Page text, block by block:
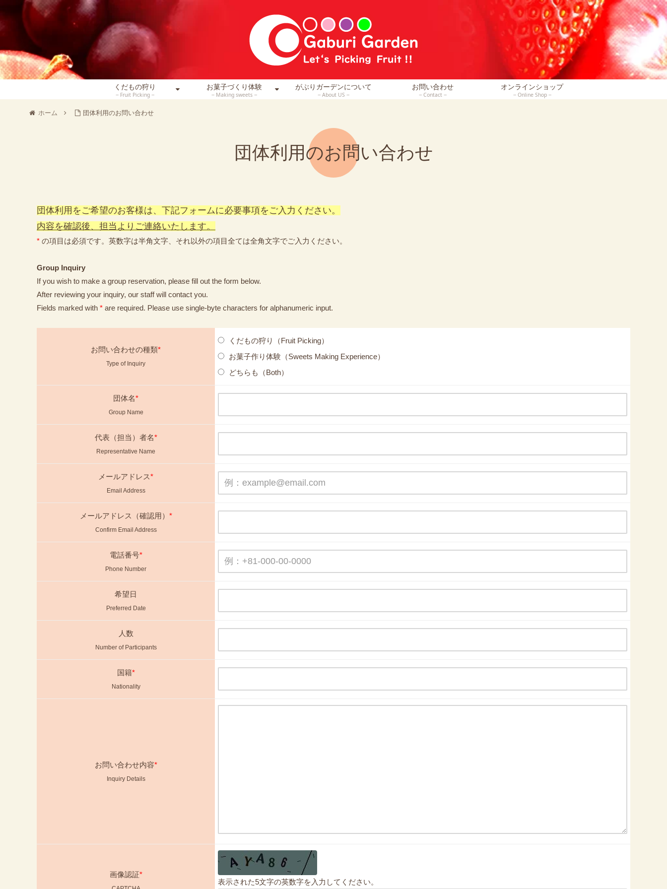
くだもの狩り
Fruit Picking
お菓子づくり体験
Making sweets
がぶりガーデンについて
About US
お問い合わせ
Contact
オンラインショップ
Online Shop
ホーム 団体利用のお問い合わせ
団体利用のお問い合わせ
団体利用をご希望のお客様は、下記フォームに必要事項をご入力ください。
内容を確認後、担当よりご連絡いたします。
* の項目は必須です。英数字は半角文字、それ以外の項目全ては全角文字でご入力ください。
Group Inquiry
If you wish to make a group reservation, please fill out the form below.
After reviewing your inquiry, our staff will contact you.
Fields marked with * are required. Please use single-byte characters for alphanumeric input.
お問い合わせの種類*
Type of Inquiry
くだもの狩り（Fruit Picking）
お菓子作り体験（Sweets Making Experience）
どちらも（Both）
団体名*
Group Name
代表（担当）者名*
Representative Name
メールアドレス*
Email Address
メールアドレス（確認用） *
Confirm Email Address
電話番号*
Phone Number
希望日
Preferred Date
人数
Number of Participants
国籍*
Nationality
お問い合わせ内容*
Inquiry Details
画像認証*
表示された5文字の英数字を入力してください。